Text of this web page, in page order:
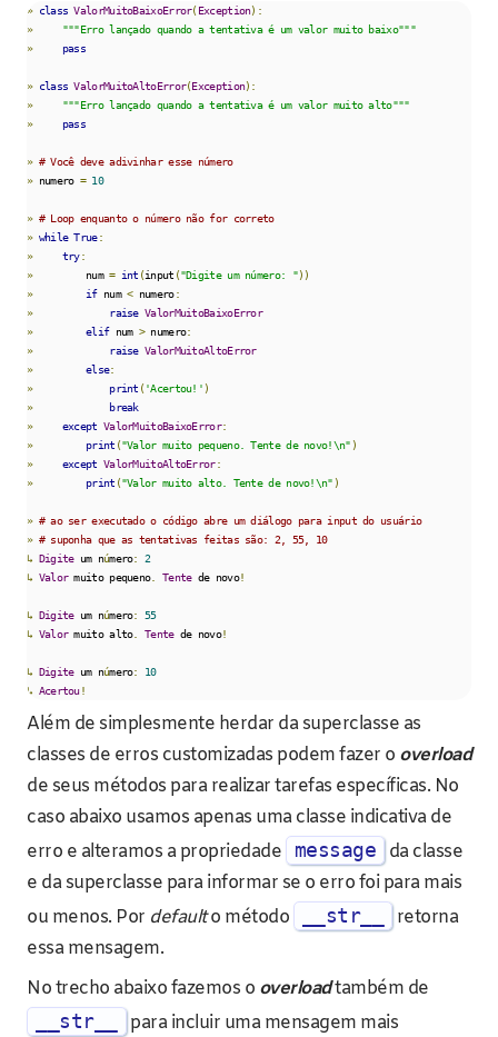
» class ValorMuitoBaixoError(Exception):
»
"""Erro lançado quando a tentativa é um valor muito baixo"""
»
pass
» class ValorMuitoAltoError(Exception):
»
"""Erro lançado quando a tentativa é um valor muito alto"""
»
pass
» # Você deve adivinhar esse número
» numero = 10
» # Loop enquanto o número não for correto
» while True:
»
try:
»
         num
= int (input ("Digite um número: "))
»
if num < numero:
»
raise ValorMuitoBaixoError
»
elif num > numero:
»
raise ValorMuitoAltoError
»
else:
»
print ('Acertou!' )
»
break
»
except ValorMuitoBaixoError:
»
print ("Valor muito pequeno. Tente de novo!\n" )
»
except ValorMuitoAltoError:
»
print ("Valor muito alto. Tente de novo!\n" )
» # ao ser executado o código abre um diálogo para input do usuário
» # suponha que as tentativas feitas são: 2, 55, 10
↳ Digite um número: 2
↳ Valor muito pequeno. Tente de novo!
↳ Digite um número:
55
↳ Valor muito alto. Tente de novo!
↳ Digite um número:
10
↳ Acertou!
Além de simplesmente herdar da superclasse as
classes de erros customizadas podem fazer o overload
de seus métodos para realizar tarefas específicas. No
caso abaixo usamos apenas uma classe indicativa de
erro e alteramos a propriedade
message
da classe
e da superclasse para informar se o erro foi para mais
ou menos. Por defaulto método __str__
retorna
essa mensagem.
No trecho abaixo fazemos o overloadtambém de
__str__
para incluir uma mensagem mais